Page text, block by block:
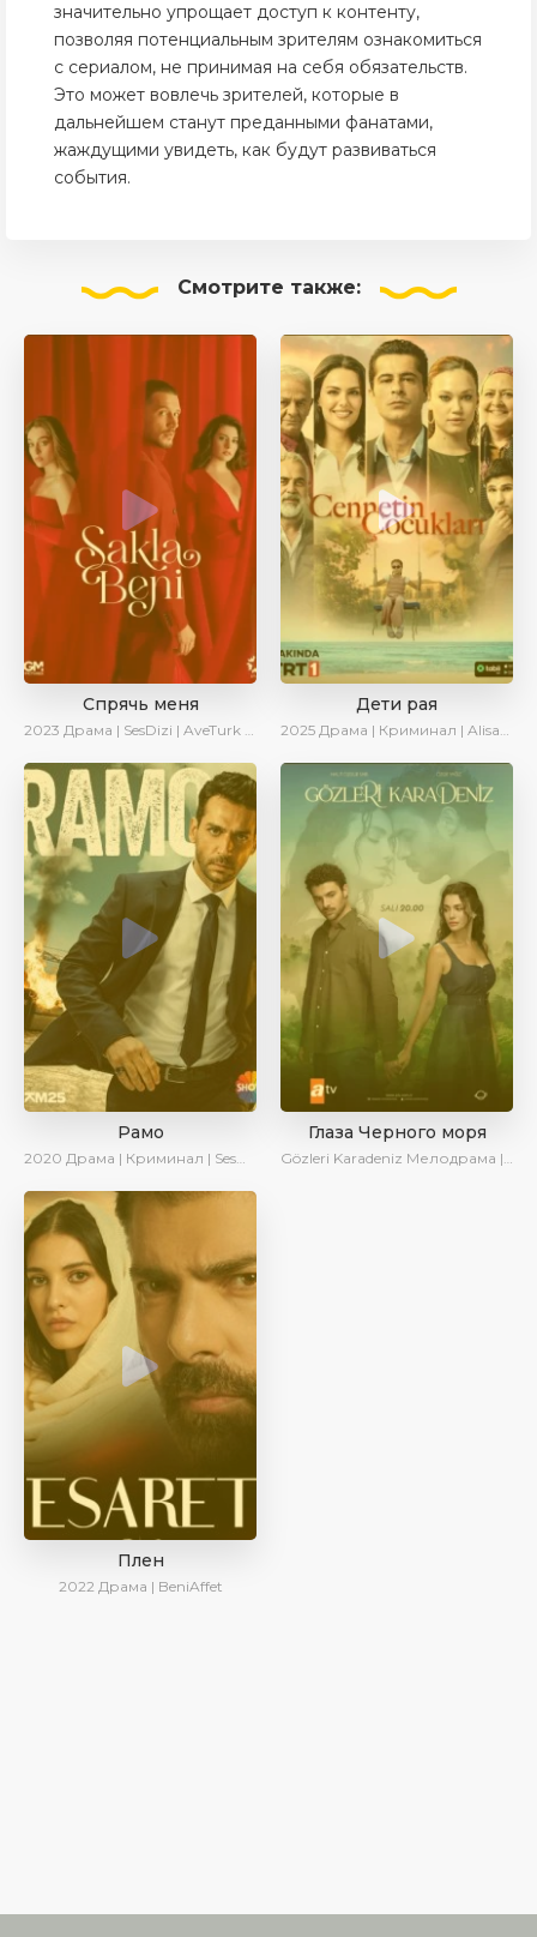
значительно упрощает доступ к контенту,
позволяя потенциальным зрителям ознакомиться
с сериалом, не принимая на себя обязательств.
Это может вовлечь зрителей, которые в
дальнейшем станут преданными фанатами,
жаждущими увидеть, как будут развиваться
события.
Смотрите также:
Спрячь меня
2023 Драма | SesDizi | AveTurk | AlisaDirilis | Сериалы 2023
Дети рая
2025 Драма | Криминал | AlisaDirilis | Новинки | Сериалы 2025
Рамо
2020 Драма | Криминал | SesDizi | Ирина Котова
Глаза Черного моря
Gözleri Karadeniz Мелодрама | Драма | Новинки | Сериалы 2025
Плен
2022 Драма | BeniAffet